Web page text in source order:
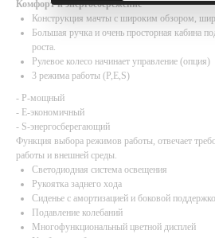
Комфорт и энергосбережение
Конструкция мачты с широким обзором,
Большая ручка и очень просторная кабина
роста.
Рулевое колесо начинает управление (опция)
3 режима работы (P,E,S)
- P-мощный
- E-экономичный
- S-энергосберегающий
Функция выбора режимов работы, отвечает
работы и внешней среды.
Светодиодная система освещения
Рукоятка заднего хода
Сиденье с амортизацией и боковой
Подавление колебаний
Многофункциональный цветной дисплей